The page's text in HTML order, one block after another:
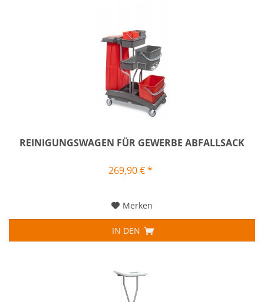
REINIGUNGSWAGEN FÜR GEWERBE ABFALLSACK
269,90 € *
Merken
IN DEN